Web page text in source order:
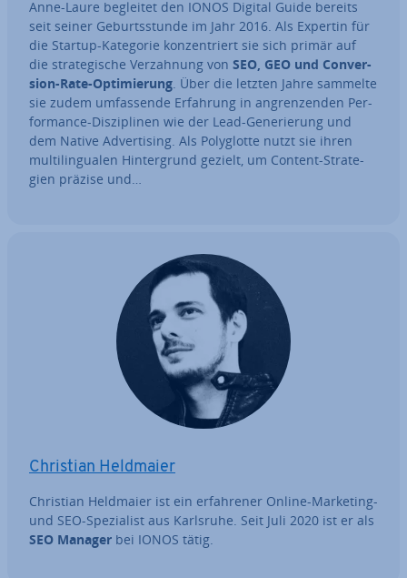
Anne-Laure begleitet den IONOS Digital Guide bereits
seit seiner Ge­burts­stun­de im Jahr 2016. Als Expertin für
die Startup-Kategorie kon­zen­triert sie sich primär auf
die stra­te­gi­sche Ver­zah­nung von SEO, GEO und Con­ver­
si­on-Rate-Op­ti­mie­rung. Über die letzten Jahre sammelte
sie zudem um­fas­sen­de Erfahrung in an­gren­zen­den Per­
for­mance-Dis­zi­pli­nen wie der Lead-Ge­ne­rie­rung und
dem Native Ad­ver­ti­sing. Als Po­ly­glot­te nutzt sie ihren
mul­ti­l­in­gua­len Hin­ter­grund gezielt, um Content-Stra­te­
gien präzise und…
Christian Heldmaier
Christian Heldmaier ist ein er­fah­re­ner Online-Marketing-
und SEO-Spe­zia­list aus Karlsruhe. Seit Juli 2020 ist er als
SEO Manager bei IONOS tätig.